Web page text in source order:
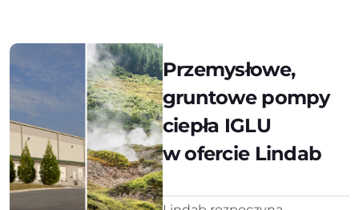
Przemysłowe,
gruntowe pompy
ciepła IGLU
w ofercie Lindab